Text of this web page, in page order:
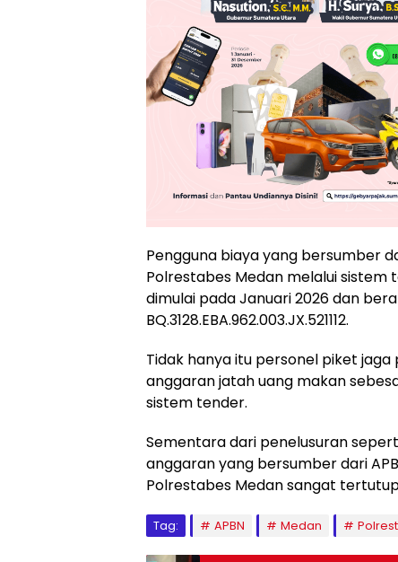
Pengguna biaya yang bersumber
Polrestabes Medan melalui
dimulai pada Januari 2026 dan
BQ.3128.EBA.962.003.JX.521112.
Tidak hanya itu personel piket
anggaran jatah uang makan
sistem tender.
Sementara dari penelusuran
anggaran yang bersumber dari
Polrestabes Medan sangat
Tag: APBN Medan